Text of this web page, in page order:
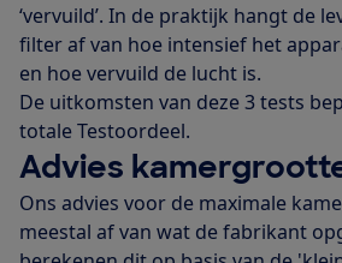
‘vervuild’. In de praktijk hangt de
filter af van hoe intensief het
en hoe vervuild de lucht is.
De uitkomsten van deze 3 tests
totale Testoordeel.
Advies
Ons advies voor de maximale
meestal af van wat de fabrikant